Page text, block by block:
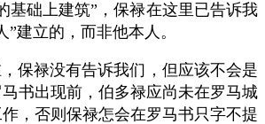
基础上建筑”，保禄在这里已告诉我
”建立的，而非他本人。
保禄没有告诉我们，但应该不会是
书出现前，伯多禄应尚未在罗马城
，否则保禄怎会在罗马书只字不提